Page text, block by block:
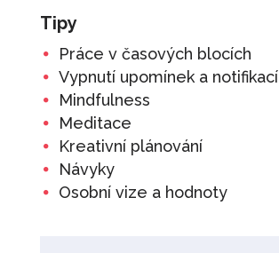
Tipy
Práce v časových blocích
Vypnutí upomínek a notifikací
Mindfulness
Meditace
Kreativní plánování
Návyky
Osobní vize a hodnoty